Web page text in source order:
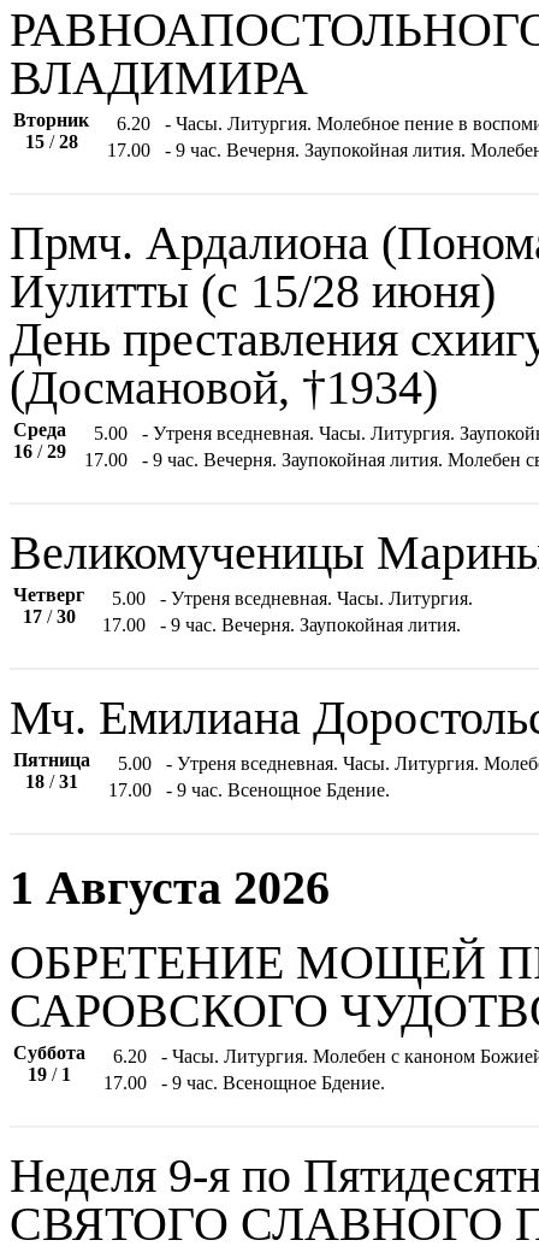
ВЛАДИМИРА
Вторник
15/28
6.20
- Часы. Литургия. Молебное пение в
17.00
- 9 час. Вечерня. Заупокойная лития.
Прмч. Ардалиона
Иулитты (с 15/28 июня)
День преставления
(Досмановой, †1934)
Среда
16 /29
5.00
- Утреня вседневная. Часы. Литургия.
17.00
- 9 час. Вечерня. Заупокойная лития. Молебен
Великомученицы
Четверг
17/30
5.00
- Утреня вседневная. Часы. Литургия.
17.00
- 9 час. Вечерня. Заупокойная лития.
Мч. Емилиана
Пятница
18 /31
5.00
- Утреня вседневная. Часы. Литургия.
17.00
- 9 час. Всенощное Бдение.
1 Августа 2026
ОБРЕТЕНИЕ МОЩЕЙ
САРОВСКОГО
Суббота
19 / 1
6.20
- Часы. Литургия. Молебен с каноном
17.00
- 9 час. Всенощное Бдение.
Неделя 9-я по
СВЯТОГО СЛАВНОГО